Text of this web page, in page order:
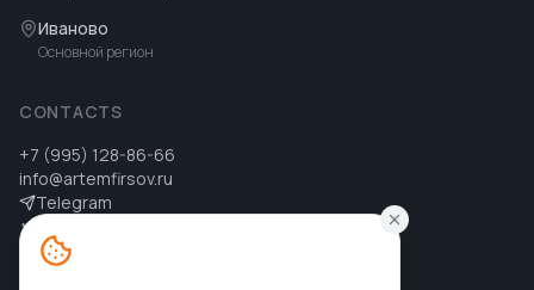
Иваново
Основной регион
CONTACTS
+7 (995) 128-86-66
info@artemfirsov.ru
Telegram
MAX MAX